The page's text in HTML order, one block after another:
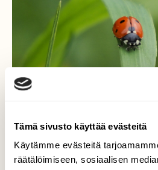
Tämä sivusto käyttää evästeitä
Käytämme evästeitä
räätälöimiseen, sosiaalisen